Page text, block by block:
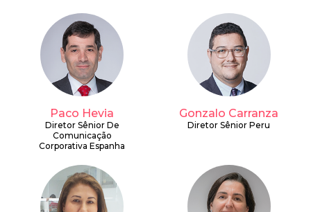
Paco Hevia
Diretor Sênior De
Comunicação
Corporativa Espanha
Gonzalo Carranza
Diretor Sênior Peru